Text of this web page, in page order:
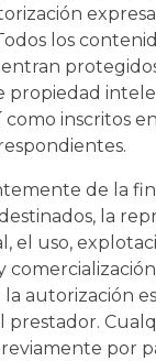
los
propiedad
como inscritos
de la
la
el uso,
autorización
prestador.
por